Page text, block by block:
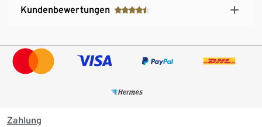
Kundenbewertungen
Zahlung